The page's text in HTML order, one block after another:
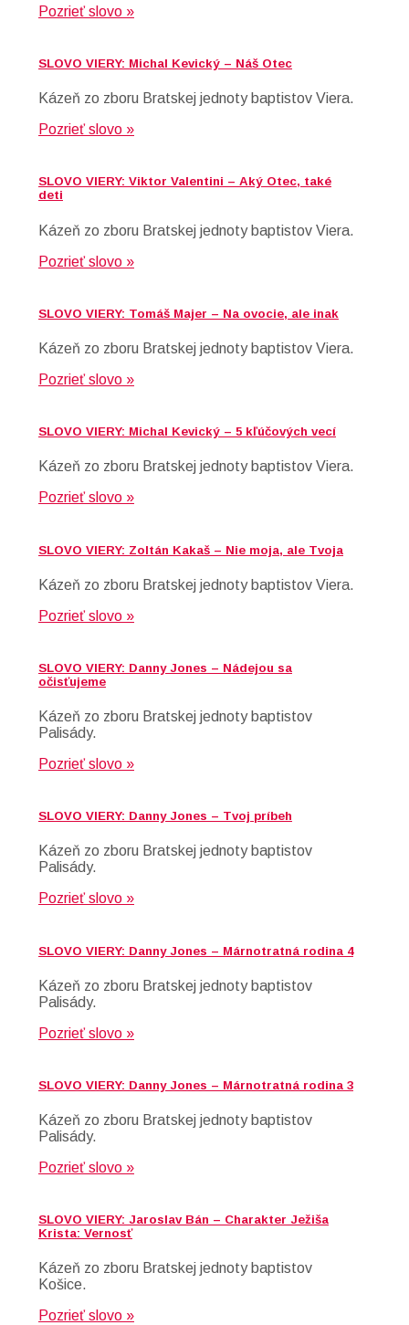
Pozrieť slovo »
SLOVO VIERY: Michal Kevický – Náš Otec
Kázeň zo zboru Bratskej jednoty baptistov Viera.
Pozrieť slovo »
SLOVO VIERY: Viktor Valentini – Aký Otec, také
deti
Kázeň zo zboru Bratskej jednoty baptistov Viera.
Pozrieť slovo »
SLOVO VIERY: Tomáš Majer – Na ovocie, ale inak
Kázeň zo zboru Bratskej jednoty baptistov Viera.
Pozrieť slovo »
SLOVO VIERY: Michal Kevický – 5 kľúčových vecí
Kázeň zo zboru Bratskej jednoty baptistov Viera.
Pozrieť slovo »
SLOVO VIERY: Zoltán Kakaš – Nie moja, ale Tvoja
Kázeň zo zboru Bratskej jednoty baptistov Viera.
Pozrieť slovo »
SLOVO VIERY: Danny Jones – Nádejou sa
očisťujeme
Kázeň zo zboru Bratskej jednoty baptistov
Palisády.
Pozrieť slovo »
SLOVO VIERY: Danny Jones – Tvoj príbeh
Kázeň zo zboru Bratskej jednoty baptistov
Palisády.
Pozrieť slovo »
SLOVO VIERY: Danny Jones – Márnotratná rodina 4
Kázeň zo zboru Bratskej jednoty baptistov
Palisády.
Pozrieť slovo »
SLOVO VIERY: Danny Jones – Márnotratná rodina 3
Kázeň zo zboru Bratskej jednoty baptistov
Palisády.
Pozrieť slovo »
SLOVO VIERY: Jaroslav Bán – Charakter Ježiša
Krista: Vernosť
Kázeň zo zboru Bratskej jednoty baptistov
Košice.
Pozrieť slovo »